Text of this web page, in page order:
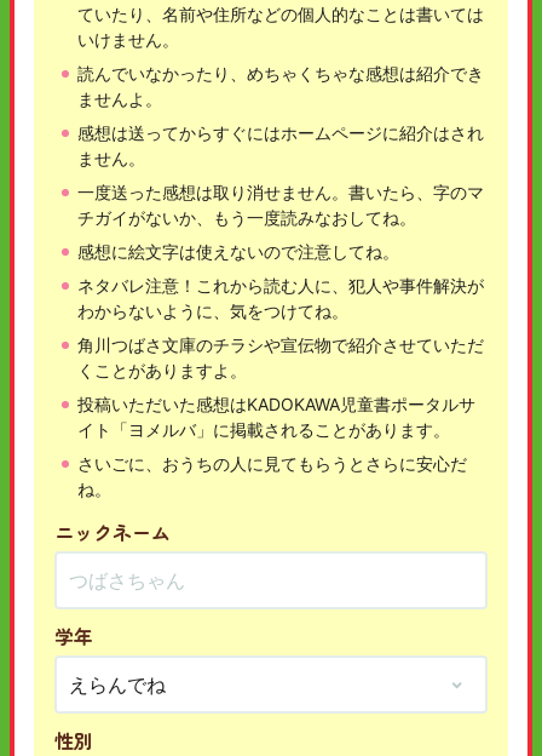
ていたり、名前や住所などの個人的なことは書いては
いけません。
読んでいなかったり、めちゃくちゃな感想は紹介でき
ませんよ。
感想は送ってからすぐにはホームページに紹介はされ
ません。
一度送った感想は取り消せません。書いたら、字のマ
チガイがないか、もう一度読みなおしてね。
感想に絵文字は使えないので注意してね。
ネタバレ注意！これから読む人に、犯人や事件解決が
わからないように、気をつけてね。
角川つばさ文庫のチラシや宣伝物で紹介させていただ
くことがありますよ。
投稿いただいた感想はKADOKAWA児童書ポータルサ
イト「ヨメルバ」に掲載されることがあります。
さいごに、おうちの人に見てもらうとさらに安心だ
ね。
ニックネーム
学年
性別